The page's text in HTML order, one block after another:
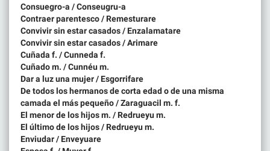
Consuegro-a / Conseugru-a
Contraer parentesco / Remesturare
Convivir sin estar casados / Enzalamatare
Convivir sin estar casados / Arimare
Cuñada f. / Cunneda f.
Cuñado m. / Cunnéu m.
Dar a luz una mujer / Esgorrifare
De todos los hermanos de corta edad o de una misma
camada el más pequeño / Zaraguacil m. f.
El menor de los hijos m. / Redrueyu m.
El último de los hijos / Redrueyu m.
Enviudar / Enveyuare